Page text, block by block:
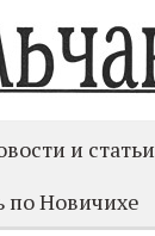
и статьи
по Новичихе